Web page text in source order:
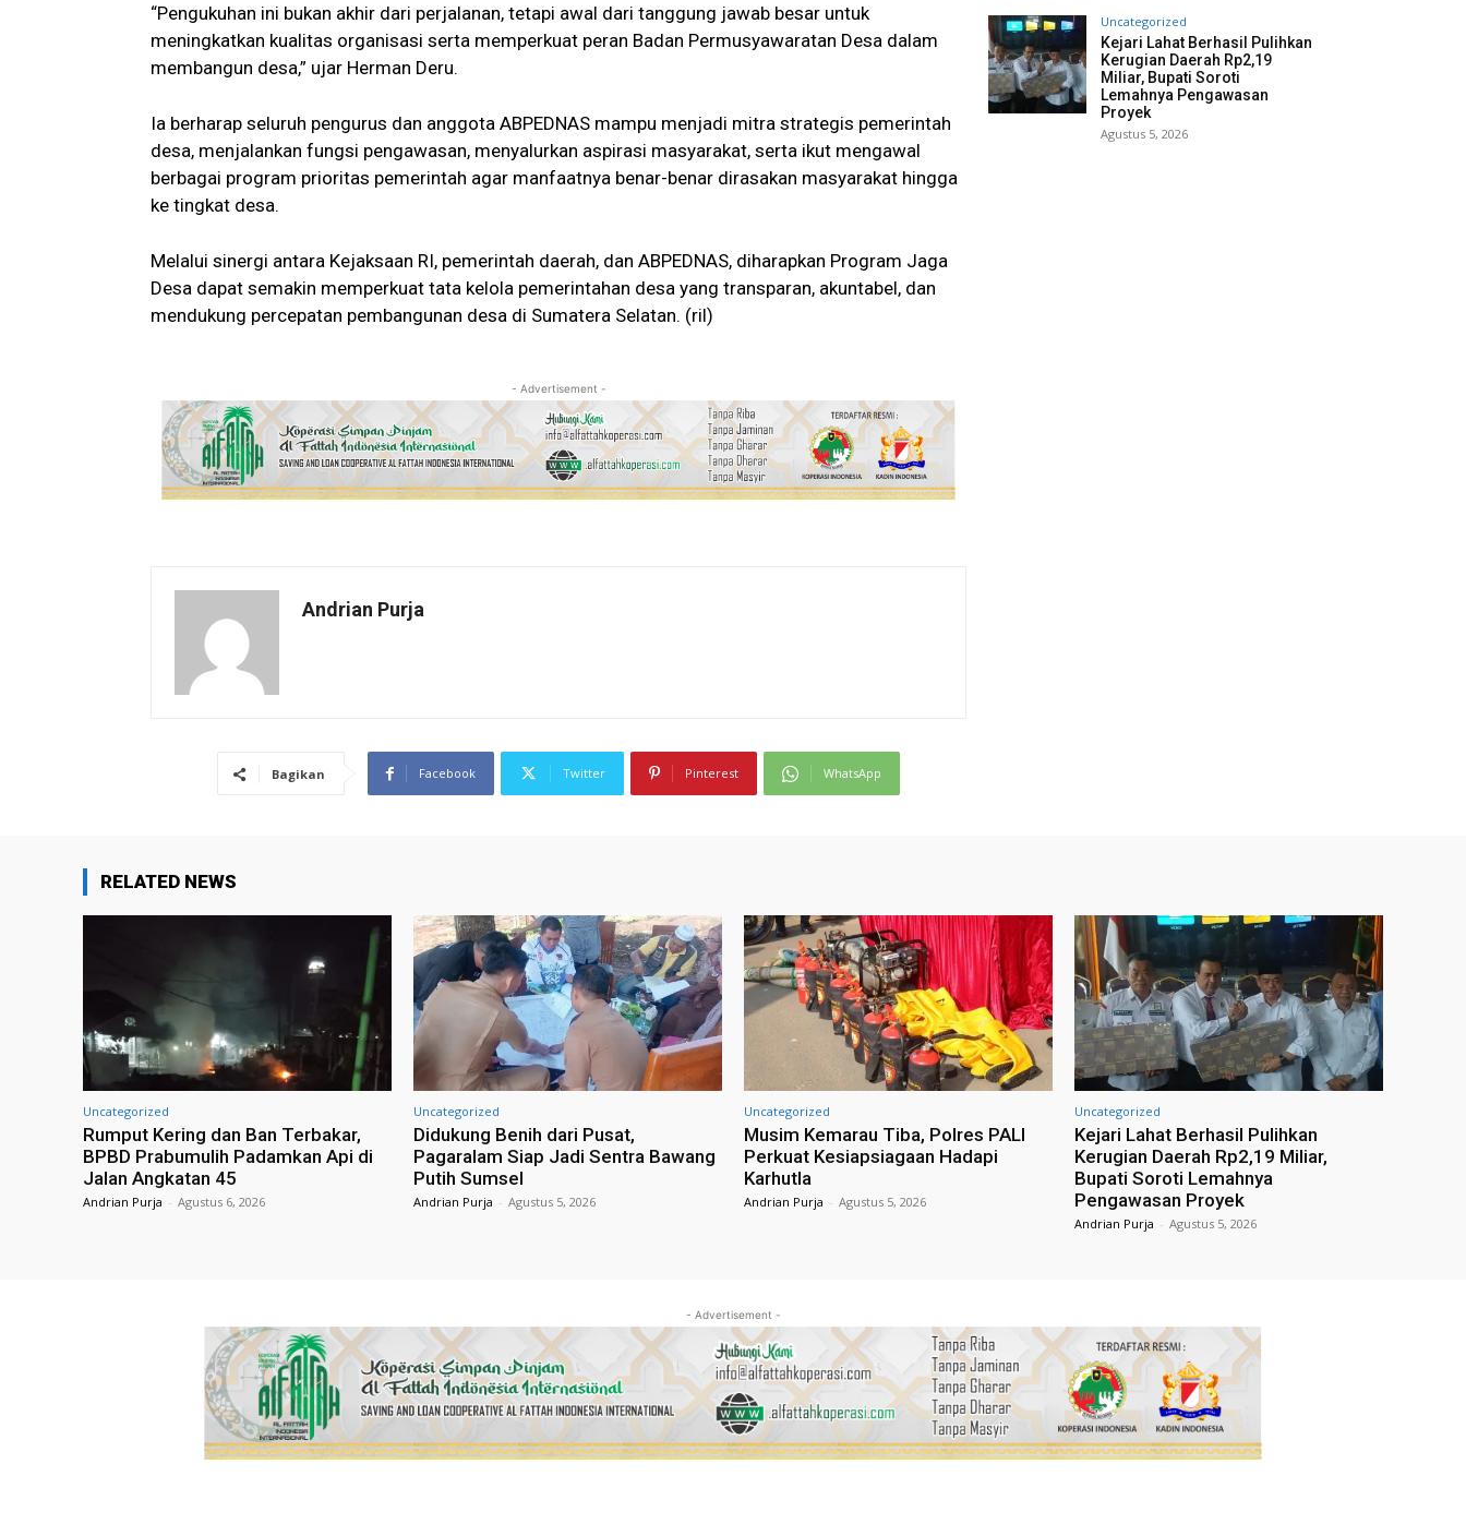
“Pengukuhan ini bukan akhir dari perjalanan, tetapi awal dari tanggung jawab besar untuk
meningkatkan kualitas organisasi serta memperkuat peran Badan Permusyawaratan Desa dalam
membangun desa,” ujar Herman Deru.
Ia berharap seluruh pengurus dan anggota ABPEDNAS mampu menjadi mitra strategis pemerintah
desa, menjalankan fungsi pengawasan, menyalurkan aspirasi masyarakat, serta ikut mengawal
berbagai program prioritas pemerintah agar manfaatnya benar-benar dirasakan masyarakat hingga
ke tingkat desa.
Melalui sinergi antara Kejaksaan RI, pemerintah daerah, dan ABPEDNAS, diharapkan Program Jaga
Desa dapat semakin memperkuat tata kelola pemerintahan desa yang transparan, akuntabel, dan
mendukung percepatan pembangunan desa di Sumatera Selatan. (ril)
- Advertisement -
Andrian Purja
Bagikan Facebook Twitter Pinterest WhatsApp
Uncategorized
Kejari Lahat Berhasil Pulihkan
Kerugian Daerah Rp2,19
Miliar, Bupati Soroti
Lemahnya Pengawasan
Proyek
Agustus 5, 2026
RELATED NEWS
Uncategorized
Rumput Kering dan Ban Terbakar,
BPBD Prabumulih Padamkan Api di
Jalan Angkatan 45
Andrian Purja - Agustus 6, 2026
Uncategorized
Didukung Benih dari Pusat,
Pagaralam Siap Jadi Sentra Bawang
Putih Sumsel
Andrian Purja - Agustus 5, 2026
Uncategorized
Musim Kemarau Tiba, Polres PALI
Perkuat Kesiapsiagaan Hadapi
Karhutla
Andrian Purja - Agustus 5, 2026
Uncategorized
Kejari Lahat Berhasil Pulihkan
Kerugian Daerah Rp2,19 Miliar,
Bupati Soroti Lemahnya
Pengawasan Proyek
Andrian Purja - Agustus 5, 2026
- Advertisement -